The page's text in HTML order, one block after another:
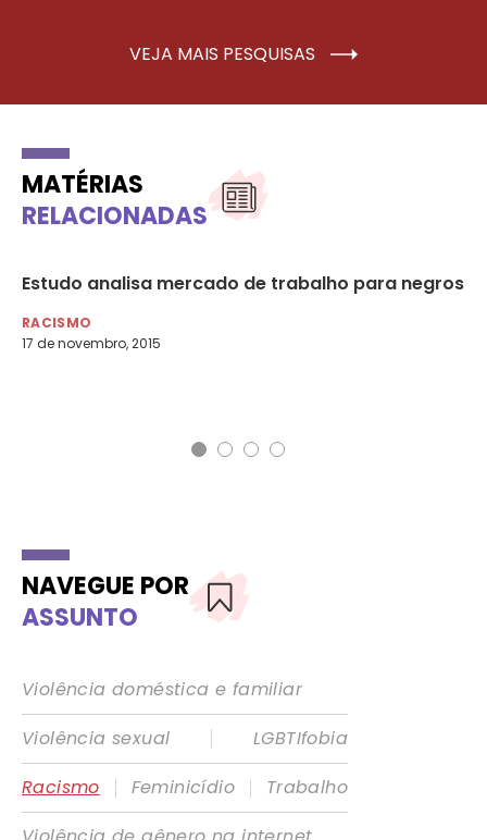
VEJA MAIS PESQUISAS
MATÉRIAS
RELACIONADAS
Estudo analisa mercado de trabalho para negros
RACISMO
17 de novembro, 2015
NAVEGUE POR
ASSUNTO
Violência doméstica e familiar
Violência sexual
|
LGBTIfobia
Racismo
| Feminicídio |
Trabalho